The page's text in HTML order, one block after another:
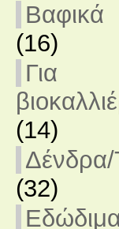
Βαφικά
(16)
Για
(14)
(32)